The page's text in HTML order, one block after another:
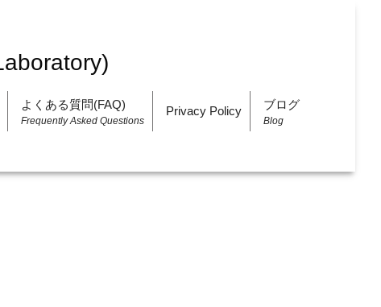
よくある質問(FAQ)
Frequently Asked Questions
Privacy Policy ブログ
Blog